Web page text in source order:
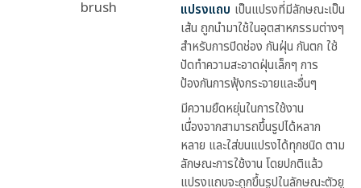
แปรงแถบ เป็นแปรงที่มีลักษณะเป็น
เส้น ถูกนำมาใช้ในอุตสาหกรรมต่างๆ
สำหรับการปิดช่อง กันฝุ่น กันตก ใช้
ปัดทำความสะอาดฝุ่นเล็กๆ การ
ป้องกันการฟุ้งกระจายและอื่นๆ
มีความยืดหยุ่นในการใช้งาน
เนื่องจากสามารถขึ้นรูปได้หลาก
หลาย และใส่ขนแปรงได้ทุกชนิด ตาม
ลักษณะการใช้งาน โดยปกติแล้ว
แปรงแถบจะถูกขึ้นรูปในลักษณะตัวยู